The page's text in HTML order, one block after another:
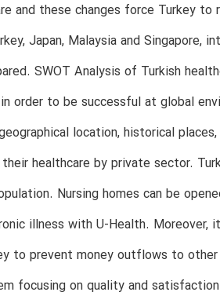
and these changes force Turkey to
Japan, Malaysia and Singapore,
SWOT Analysis of Turkish
order to be successful at global
location, historical places,
healthcare by private sector.
Nursing homes can be
illness with U-Health. Moreover,
to prevent money outflows to
focusing on quality and